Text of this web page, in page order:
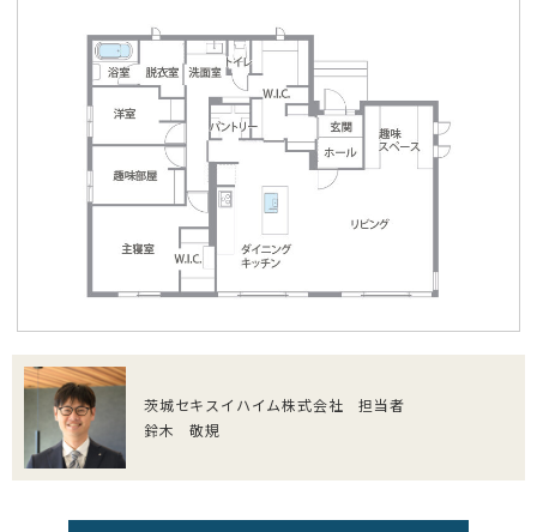
茨城セキスイハイム株式会社 担当者
鈴木 敬規